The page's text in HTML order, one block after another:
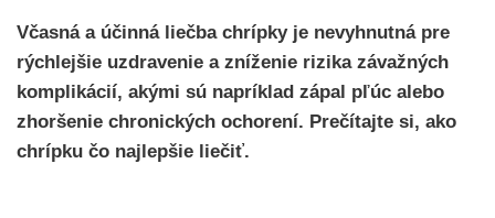
Včasná a účinná liečba chrípky je nevyhnutná pre
rýchlejšie uzdravenie a zníženie rizika závažných
komplikácií, akými sú napríklad zápal pľúc alebo
zhoršenie chronických ochorení. Prečítajte si, ako
chrípku čo najlepšie liečiť.